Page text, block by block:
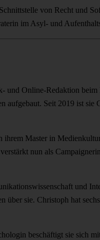
von Recht und
im Asyl- und
Online-Redaktion
aufgebaut. Seit 2019 ist sie
Master in
nun als
und
sie. Christoph hat
beschäftigt sie sich